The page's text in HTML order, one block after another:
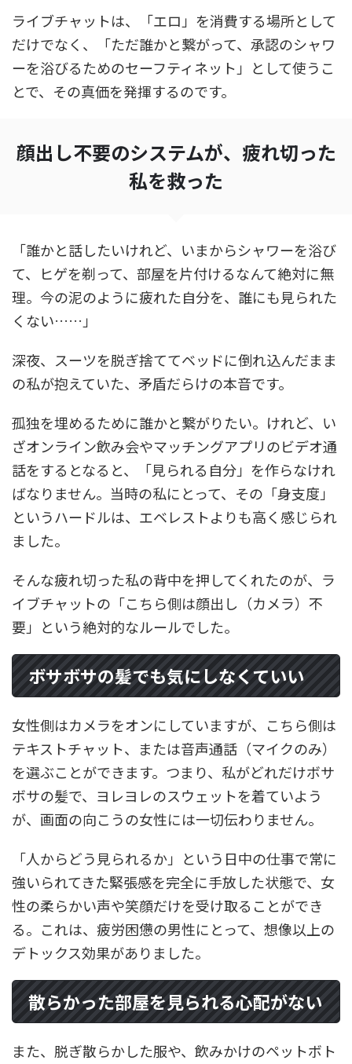
ライブチャットは、「エロ」を消費する場所として
だけでなく、「ただ誰かと繋がって、承認のシャワ
ーを浴びるためのセーフティネット」として使うこ
とで、その真価を発揮するのです。
顔出し不要のシステムが、疲れ切った
私を救った
「誰かと話したいけれど、いまからシャワーを浴び
て、ヒゲを剃って、部屋を片付けるなんて絶対に無
理。今の泥のように疲れた自分を、誰にも見られた
くない……」
深夜、スーツを脱ぎ捨ててベッドに倒れ込んだまま
の私が抱えていた、矛盾だらけの本音です。
孤独を埋めるために誰かと繋がりたい。けれど、い
ざオンライン飲み会やマッチングアプリのビデオ通
話をするとなると、「見られる自分」を作らなけれ
ばなりません。当時の私にとって、その「身支度」
というハードルは、エベレストよりも高く感じられ
ました。
そんな疲れ切った私の背中を押してくれたのが、ラ
イブチャットの「こちら側は顔出し（カメラ）不
要」という絶対的なルールでした。
ボサボサの髪でも気にしなくていい
女性側はカメラをオンにしていますが、こちら側は
テキストチャット、または音声通話（マイクのみ）
を選ぶことができます。つまり、私がどれだけボサ
ボサの髪で、ヨレヨレのスウェットを着ていよう
が、画面の向こうの女性には一切伝わりません。
「人からどう見られるか」という日中の仕事で常に
強いられてきた緊張感を完全に手放した状態で、女
性の柔らかい声や笑顔だけを受け取ることができ
る。これは、疲労困憊の男性にとって、想像以上の
デトックス効果がありました。
散らかった部屋を見られる心配がない
また、脱ぎ散らかした服や、飲みかけのペットボト